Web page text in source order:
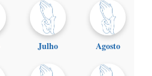
Julho Agosto